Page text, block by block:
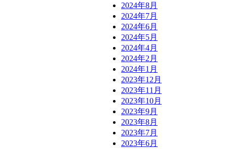
2024年8月
2024年7月
2024年6月
2024年5月
2024年4月
2024年2月
2024年1月
2023年12月
2023年11月
2023年10月
2023年9月
2023年8月
2023年7月
2023年6月